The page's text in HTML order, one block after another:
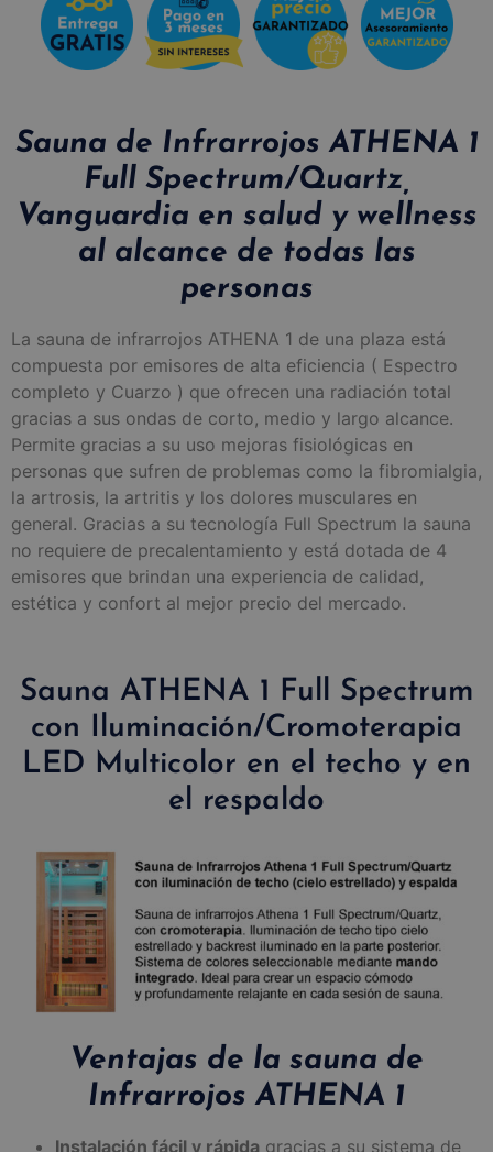
Sauna de Infrarrojos ATHENA 1
Full Spectrum/Quartz,
Vanguardia en salud y wellness
al alcance de todas las
personas
La sauna de infrarrojos ATHENA 1 de una plaza está
compuesta por emisores de alta eficiencia ( Espectro
completo y Cuarzo ) que ofrecen una radiación total
gracias a sus ondas de corto, medio y largo alcance.
Permite gracias a su uso mejoras fisiológicas en
personas que sufren de problemas como la fibromialgia,
la artrosis, la artritis y los dolores musculares en
general. Gracias a su tecnología Full Spectrum la sauna
no requiere de precalentamiento y está dotada de 4
emisores que brindan una experiencia de calidad,
estética y confort al mejor precio del mercado.
Sauna ATHENA 1 Full Spectrum
con Iluminación/Cromoterapia
LED Multicolor en el techo y en
el respaldo
Ventajas de la sauna de
Infrarrojos ATHENA 1
Instalación fácil y rápida gracias a su sistema de